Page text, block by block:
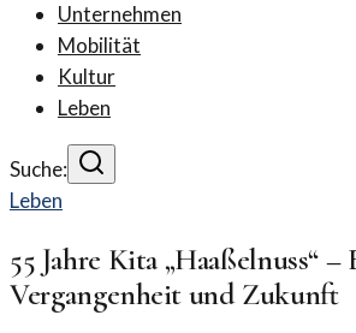
Unternehmen
Mobilität
Kultur
Leben
Suche:
Leben
55 Jahre Kita „Haaßelnuss“
Vergangenheit und Zukunft